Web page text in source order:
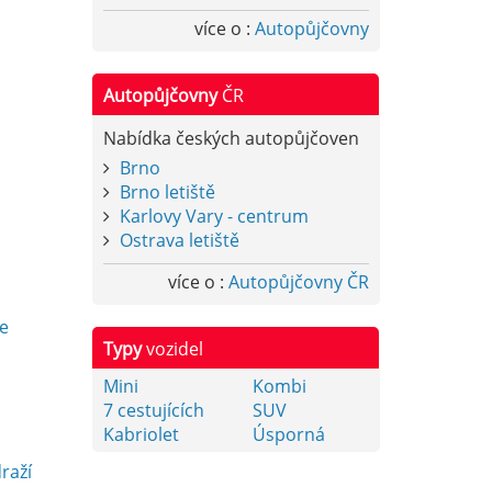
více o : Autopůjčovny
AutopůjčovnyČR
Nabídka českých autopůjčoven
Brno
Brno letiště
Karlovy Vary - centrum
Ostrava letiště
více o : Autopůjčovny ČR
Typyvozidel
Mini
Kombi
7 cestujících
SUV
Kabriolet
Úsporná